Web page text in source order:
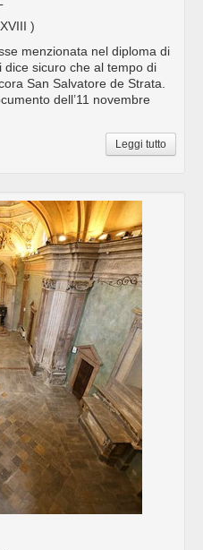
)
menzionata nel diploma di
sicuro che al tempo di
San Salvatore de Strata.
dell’11 novembre
Leggi tutto